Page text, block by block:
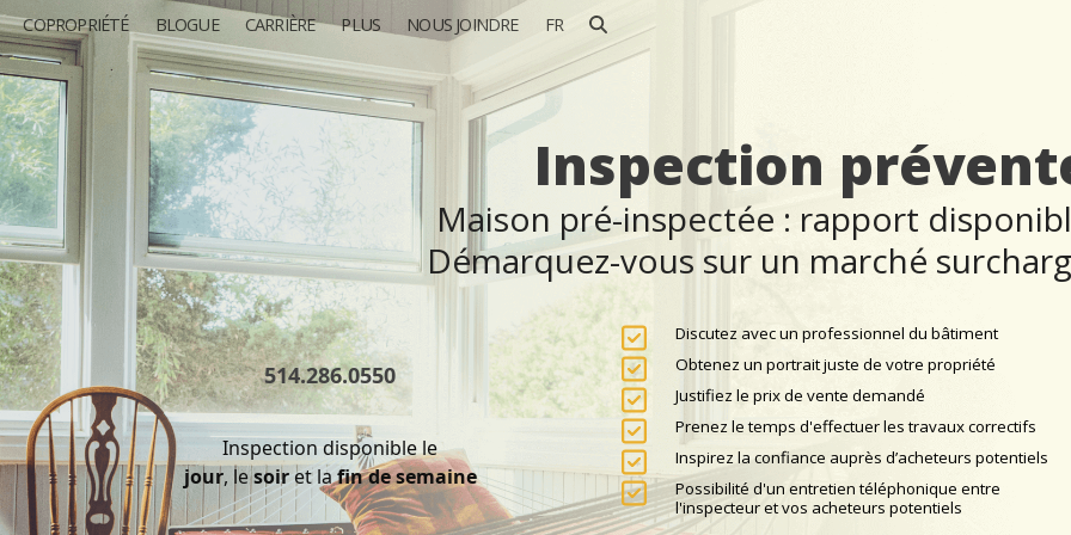
COPROPRIÉTÉ BLOGUE CARRIÈRE PLUS NOUS JOINDRE FR
Inspection
Maison pré-inspectée : rapport
Démarquez-vous sur un marché
514.286.0550
Inspection disponible le
jour, lesoiret lafin de semaine
Discutez avec un professionnel du bâtiment
Obtenez un portrait juste de votre propriété
Justifiez le prix de vente demandé
Prenez le temps d'effectuer les travaux correctifs
Inspirez la confiance auprès d’acheteurs potentiels
Possibilité d'un entretien téléphonique entre
l'inspecteur et vos acheteurs potentiels